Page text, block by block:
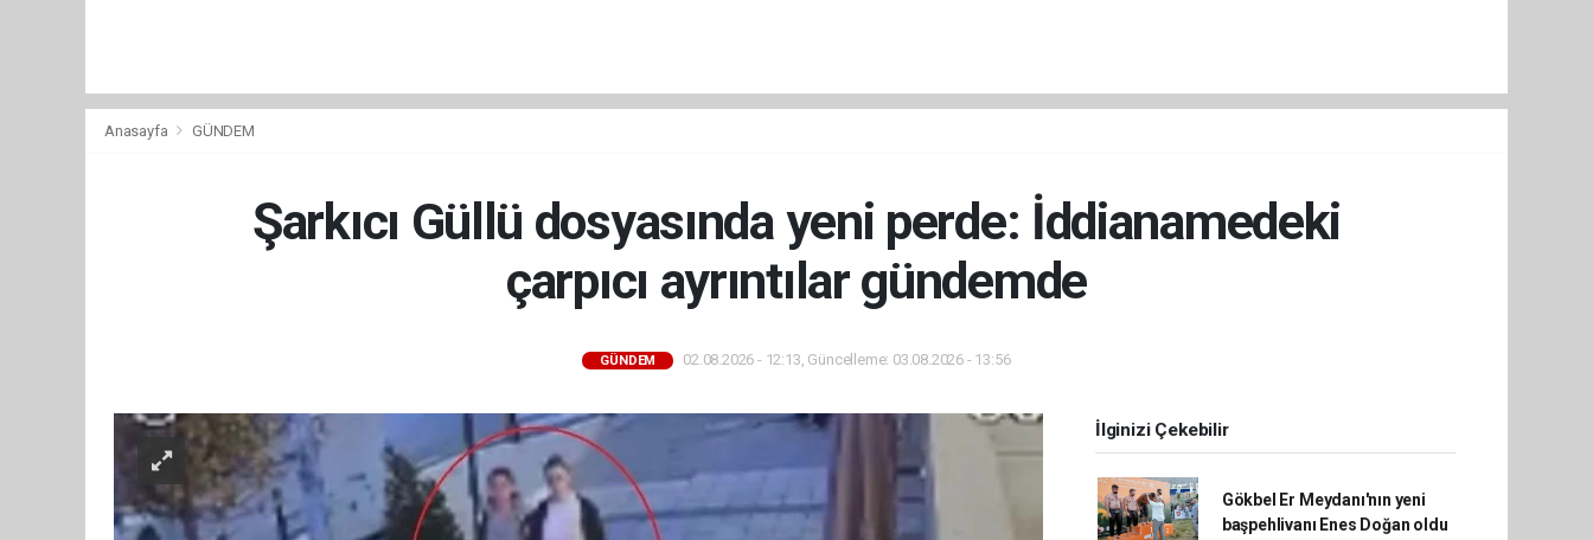
Anasayfa GÜNDEM
Şarkıcı Güllü dosyasında yeni perde: İddianamedeki
çarpıcı ayrıntılar gündemde
GÜNDEM 02.08.2026 - 12:13, Güncelleme: 03.08.2026 - 13:56
İlginizi Çekebilir
Gökbel Er Meydanı'nın yeni
başpehlivanı Enes Doğan oldu